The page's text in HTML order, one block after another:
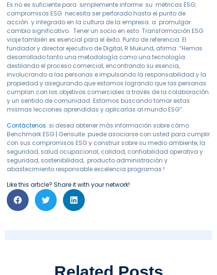
Es no es suficiente para simplemente informe su métricas ESG;
compromisos ESG necesita ser perforado hasta el punto de
acción y integrado en la cultura de la empresa a promulgar
cambio significativo. Tener un socio en esto Transformación ESG
viaje también es esencial para el éxito. Punto de referencia El
fundador y director ejecutivo de Digital, R Mukund, afirma: “Hemos
desarrollado tanto una metodología como una tecnología:
destilando el proceso comercial, encontrando su esencia,
involucrando a las personas e impulsando la responsabilidad y la
propiedad y asegurando que estamos logrando que las personas
cumplan con los objetivos comerciales a través de la colaboración
y un sentido de comunidad. Estamos buscando tomar estas
mismas lecciones aprendidas y aplicarlas al mundo ESG”.
Contáctenos si desea obtener más información sobre cómo
Benchmark ESG | Gensuite puede asociarse con usted para cumplir
con sus compromisos ESG y construir sobre su medio ambiente, la
seguridad, salud ocupacional, calidad, confiabilidad operativa y
seguridad, sostenibilidad, producto administración y
abastecimiento responsable excelencia programas !
Like this article? Share it with your network!